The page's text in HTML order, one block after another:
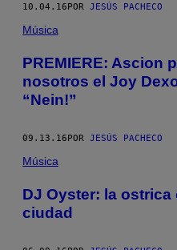
10.04.16POR JESÚS PACHECO
Música
PREMIERE: Ascion
nosotros el Joy
“Nein!”
09.13.16POR JESÚS PACHECO
Música
DJ Oyster: la
ciudad